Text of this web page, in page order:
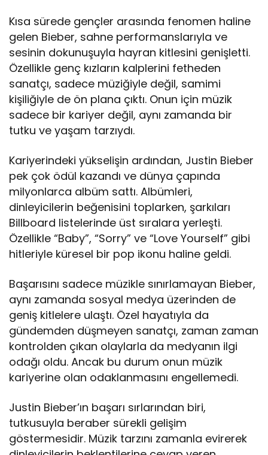
Kısa sürede gençler arasında fenomen haline
gelen Bieber, sahne performanslarıyla ve
sesinin dokunuşuyla hayran kitlesini genişletti.
Özellikle genç kızların kalplerini fetheden
sanatçı, sadece müziğiyle değil, samimi
kişiliğiyle de ön plana çıktı. Onun için müzik
sadece bir kariyer değil, aynı zamanda bir
tutku ve yaşam tarzıydı.
Kariyerindeki yükselişin ardından, Justin Bieber
pek çok ödül kazandı ve dünya çapında
milyonlarca albüm sattı. Albümleri,
dinleyicilerin beğenisini toplarken, şarkıları
Billboard listelerinde üst sıralara yerleşti.
Özellikle “Baby”, “Sorry” ve “Love Yourself” gibi
hitleriyle küresel bir pop ikonu haline geldi.
Başarısını sadece müzikle sınırlamayan Bieber,
aynı zamanda sosyal medya üzerinden de
geniş kitlelere ulaştı. Özel hayatıyla da
gündemden düşmeyen sanatçı, zaman zaman
kontrolden çıkan olaylarla da medyanın ilgi
odağı oldu. Ancak bu durum onun müzik
kariyerine olan odaklanmasını engellemedi.
Justin Bieber’ın başarı sırlarından biri,
tutkusuyla beraber sürekli gelişim
göstermesidir. Müzik tarzını zamanla evirerek